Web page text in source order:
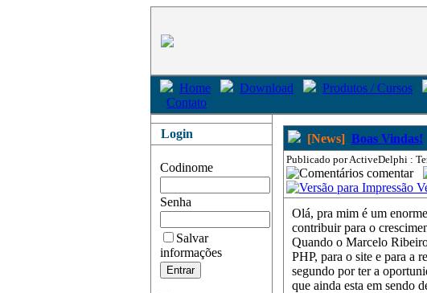
Home Download Produtos / Cursos
Contato
Login
Codinome
Senha
Salvar
informações
[News] Boas Vindas!
Publicado por ActiveDelphi :
comentar
Olá, pra mim é um
contribuir para o
Quando o Marcelo
PHP, para o site e para a
segundo por ter a
que ainda esta em sendo